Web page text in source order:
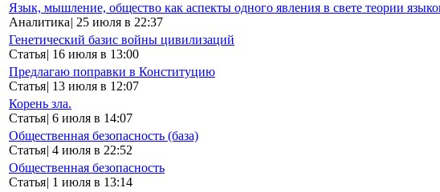
Язык, мышление, общество как аспекты одного явления в свете теории
Аналитика| 25 июля в 22:37
Генетический базис войны цивилизаций
Статья| 16 июля в 13:00
Предлагаю поправки в Конституцию
Статья| 13 июля в 12:07
Корень зла.
Статья| 6 июля в 14:07
Общественная безопасность (база)
Статья| 4 июля в 22:52
Общественная безопасность
Статья| 1 июля в 13:14